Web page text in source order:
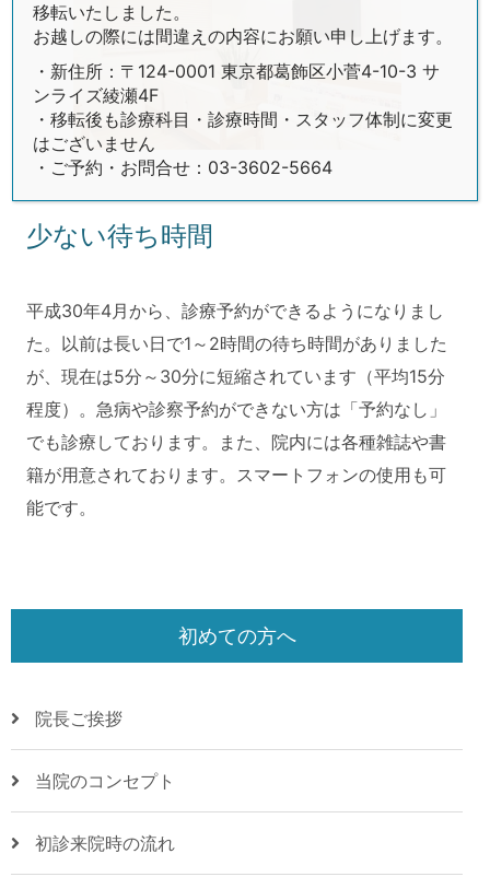
少ない待ち時間
平成30年4月から、診療予約ができるようになりまし
た。以前は長い日で1～2時間の待ち時間がありました
が、現在は5分～30分に短縮されています（平均15分
程度）。急病や診察予約ができない方は「予約なし」
でも診療しております。また、院内には各種雑誌や書
籍が用意されております。スマートフォンの使用も可
能です。
初めての方へ
院長ご挨拶
当院のコンセプト
初診来院時の流れ
移転いたしました。
お越しの際には間違えの内容にお願い申し上げます。
・新住所：〒124-0001 東京都葛飾区小菅4-10-3 サ
ンライズ綾瀬4F
・移転後も診療科目・診療時間・スタッフ体制に変更
はございません
・ご予約・お問合せ：03-3602-5664